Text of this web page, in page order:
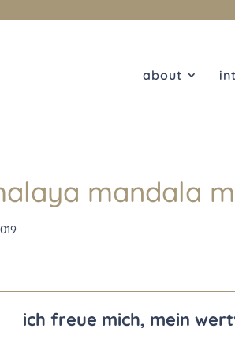
about
mandala
ich freue mich, mein